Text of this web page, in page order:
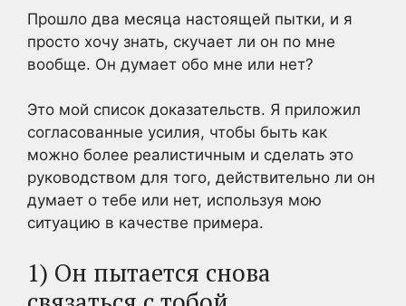
Прошло два месяца настоящей пытки, и я
просто хочу знать, скучает ли он по мне
вообще. Он думает обо мне или нет?
Это мой список доказательств. Я приложил
согласованные усилия, чтобы быть как
можно более реалистичным и сделать это
руководством для того, действительно ли он
думает о тебе или нет, используя мою
ситуацию в качестве примера.
1) Он пытается снова